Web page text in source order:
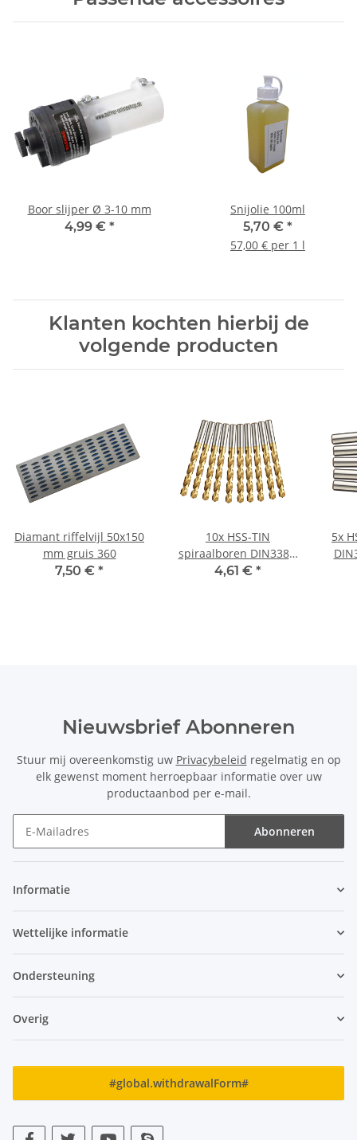
Boor slijper Ø 3-10 mm
4,99 € *
Snijolie 100ml
5,70 € *
57,00 € per 1 l
Klanten kochten hierbij de
volgende producten
Diamant riffelvijl 50x150
mm gruis 360
7,50 € *
10x HSS-TIN
spiraalboren DIN338N
voor metaal Ø 6,6 mm
4,61 € *
5x
Nieuwsbrief Abonneren
Stuur mij overeenkomstig uw Privacybeleid regelmatig en op
elk gewenst moment herroepbaar informatie over uw
productaanbod per e-mail.
Abonneren
Informatie
Wettelijke informatie
Ondersteuning
Overig
#global.withdrawalForm#